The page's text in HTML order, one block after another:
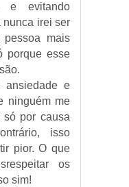
e evitando
nunca irei ser
mais
porque esse
e
ninguém me
só por causa
isso
pior. O que
os
sim!